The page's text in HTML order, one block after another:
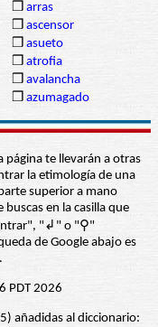
❒ arras
❒ ascensor
❒ asueto
❒ atrofia
❒ avalancha
❒ azumagado
página te llevarán a otras
la etimología de una
superior a mano
en la casilla que
"↲" o "⚲"
de Google abajo es
PDT 2026
añadidas al diccionario: